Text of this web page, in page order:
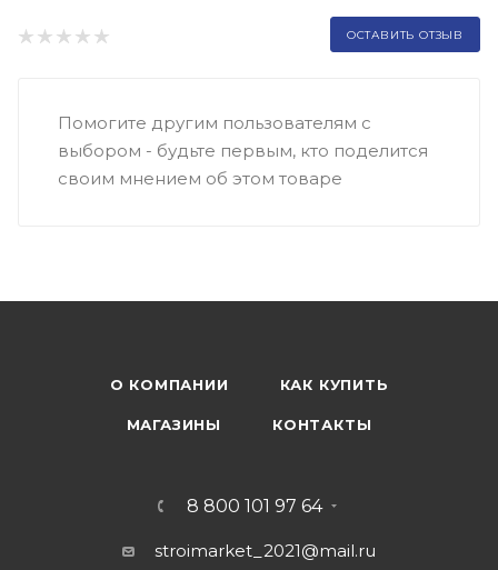
ОСТАВИТЬ ОТЗЫВ
Помогите другим пользователям с
выбором - будьте первым, кто поделится
своим мнением об этом товаре
О КОМПАНИИ КАК КУПИТЬ
МАГАЗИНЫ КОНТАКТЫ
8 800 101 97 64
stroimarket_2021@mail.ru